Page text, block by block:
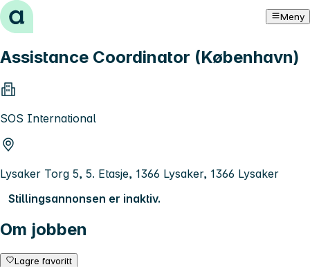
Hopp til innhold Meny
Assistance Coordinator (København)
SOS International
Lysaker Torg 5, 5. Etasje, 1366 Lysaker, 1366 Lysaker
Stillingsannonsen er inaktiv.
Om jobben
Lagre favoritt